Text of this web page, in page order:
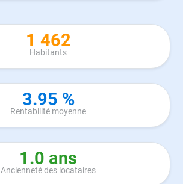
1 462
Habitants
3.95 %
Rentabilité moyenne
1.0 ans
Ancienneté des locataires